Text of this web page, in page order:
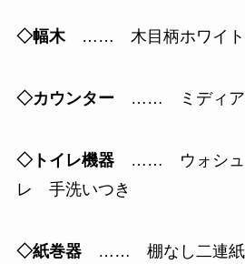
◇幅木 …… 木目柄ホワイ
◇カウンター …… ミディア
◇トイレ機器
…… ウォシュ
レ 手洗いつき
◇紙巻器
…… 棚なし二連